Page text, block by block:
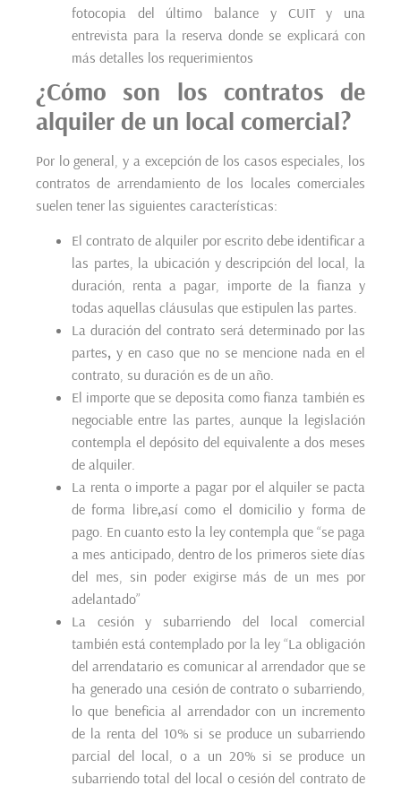
fotocopia del último balance y CUIT y una
entrevista para la reserva donde se explicará con
más detalles los requerimientos
¿Cómo son los contratos de
alquiler de un local comercial?
Por lo general, y a excepción de los casos especiales, los
contratos de arrendamiento de los locales comerciales
suelen tener las siguientes características:
El contrato de alquiler por escrito debe identificar a
las partes, la ubicación y descripción del local, la
duración, renta a pagar, importe de la fianza y
todas aquellas cláusulas que estipulen las partes.
La duración del contrato será determinado por las
partes, y en caso que no se mencione nada en el
contrato, su duración es de un año.
El importe que se deposita como fianza también es
negociable entre las partes, aunque la legislación
contempla el depósito del equivalente a dos meses
de alquiler.
La renta o importe a pagar por el alquiler se pacta
de forma libre,así como el domicilio y forma de
pago. En cuanto esto la ley contempla que “se paga
a mes anticipado, dentro de los primeros siete días
del mes, sin poder exigirse más de un mes por
adelantado”
La cesión y subarriendo del local comercial
también está contemplado por la ley “La obligación
del arrendatario es comunicar al arrendador que se
ha generado una cesión de contrato o subarriendo,
lo que beneficia al arrendador con un incremento
de la renta del 10% si se produce un subarriendo
parcial del local, o a un 20% si se produce un
subarriendo total del local o cesión del contrato de